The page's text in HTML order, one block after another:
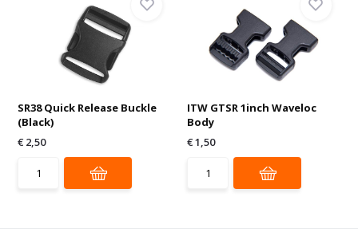
SR38 Quick Release Buckle
(Black)
€ 2,50
ITW GTSR 1inch Waveloc
Body
€ 1,50